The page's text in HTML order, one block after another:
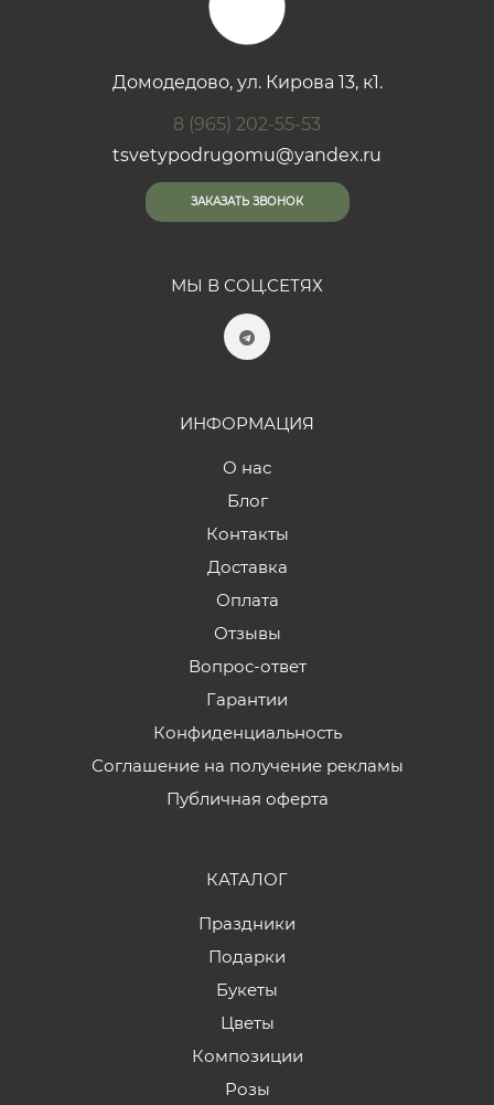
Домодедово, ул. Кирова 13, к1.
8 (965) 202-55-53
tsvetypodrugomu@yandex.ru
ЗАКАЗАТЬ ЗВОНОК
МЫ В СОЦ.СЕТЯХ
ИНФОРМАЦИЯ
О нас
Блог
Контакты
Доставка
Оплата
Отзывы
Вопрос-ответ
Гарантии
Конфиденциальность
Соглашение на получение рекламы
Публичная оферта
КАТАЛОГ
Праздники
Подарки
Букеты
Цветы
Композиции
Розы